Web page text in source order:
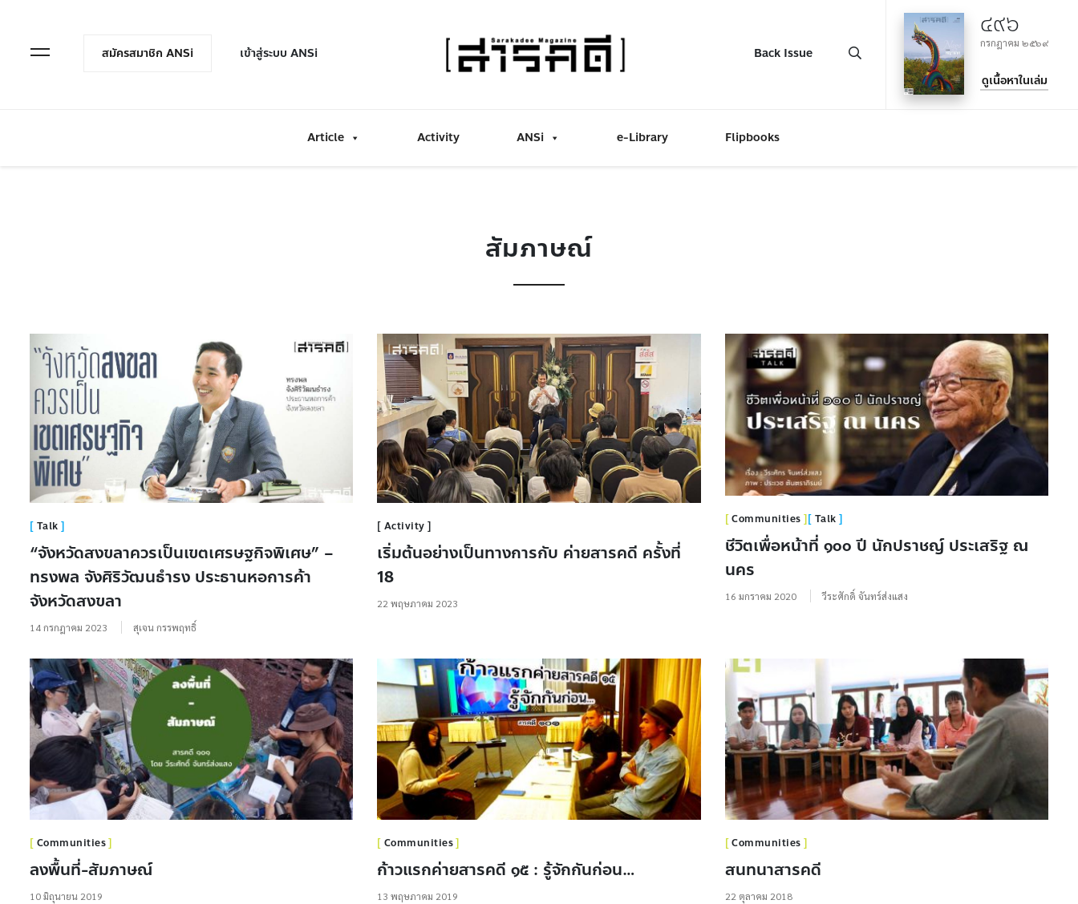
Open Menuสมัครสมาชิก ANSi เข้าสู่ระบบ ANSi Back Issue
๔๙๖
กรกฎาคม ๒๕๖๙
ดูเนื้อหาในเล่ม
Article Activity ANSi e-Library Flipbooks
สัมภาษณ์
Talk
“จังหวัดสงขลาควรเป็นเขตเศรษฐกิจพิเศษ” –
ทรงพล จังศิริวัฒนธำรง ประธานหอการค้า
จังหวัดสงขลา
14 กรกฎาคม 2023 สุเจน กรรพฤทธิ์
Activity
เริ่มต้นอย่างเป็นทางการกับ ค่ายสารคดี ครั้งที่
18
22 พฤษภาคม 2023
Communities Talk
ชีวิตเพื่อหน้าที่ ๑๐๐ ปี นักปราชญ์ ประเสริฐ ณ
นคร
16 มกราคม 2020 วีระศักดิ์ จันทร์ส่งแสง
Communities
ลงพื้นที่-สัมภาษณ์
10 มิถุนายน 2019
Communities
ก้าวแรกค่ายสารคดี ๑๕ : รู้จักกันก่อน…
13 พฤษภาคม 2019
Communities
สนทนาสารคดี
22 ตุลาคม 2018